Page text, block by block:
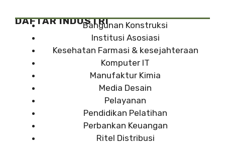
DAFTAR INDUSTRIBangunan Konstruksi
Institusi Asosiasi
Kesehatan Farmasi & kesejahteraan
Komputer IT
Manufaktur Kimia
Media Desain
Pelayanan
Pendidikan Pelatihan
Perbankan Keuangan
Ritel Distribusi